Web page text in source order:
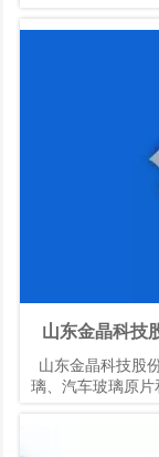
山东金晶科技
山东金晶科技股
璃、汽车玻璃原